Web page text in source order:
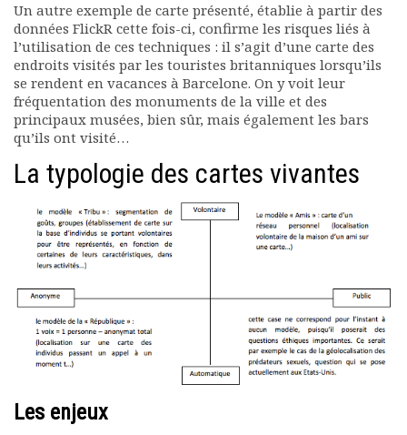
Un autre exemple de carte présenté, établie à partir des
données FlickR cette fois-ci, confirme les risques liés à
l’utilisation de ces techniques : il s’agit d’une carte des
endroits visités par les touristes britanniques lorsqu’ils
se rendent en vacances à Barcelone. On y voit leur
fréquentation des monuments de la ville et des
principaux musées, bien sûr, mais également les bars
qu’ils ont visité…
La typologie des cartes vivantes
Les enjeux